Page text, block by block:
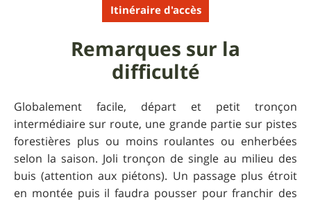
Itinéraire d'accès
Remarques sur la
difficulté
Globalement facile, départ et petit tronçon
intermédiaire sur route, une grande partie sur pistes
forestières plus ou moins roulantes ou enherbées
selon la saison. Joli tronçon de single au milieu des
buis (attention aux piétons). Un passage plus étroit
en montée puis il faudra pousser pour franchir des